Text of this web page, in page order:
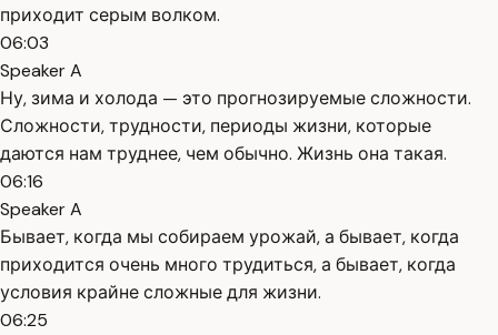
приходит серым волком.
06:03
Speaker A
Ну, зима и холода — это прогнозируемые сложности.
Сложности, трудности, периоды жизни, которые
даются нам труднее, чем обычно. Жизнь она такая.
06:16
Speaker A
Бывает, когда мы собираем урожай, а бывает, когда
приходится очень много трудиться, а бывает, когда
условия крайне сложные для жизни.
06:25